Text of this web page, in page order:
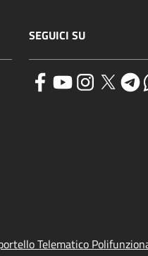
SEGUICI SU
Telematico